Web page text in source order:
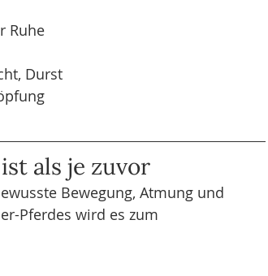
Ruhe
Durst
als je zuvor
Bewegung, Atmung und
Pferdes wird es zum